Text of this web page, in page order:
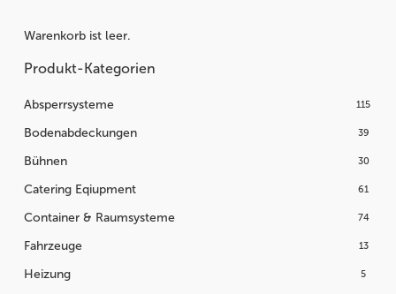
Warenkorb ist leer.
Produkt-Kategorien
Absperrsysteme 115
Bodenabdeckungen 39
Bühnen 30
Catering Eqiupment 61
Container & Raumsysteme 74
Fahrzeuge 13
Heizung 5